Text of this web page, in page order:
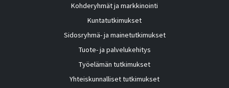
Kohderyhmät ja markkinointi
Kuntatutkimukset
Sidosryhmä- ja mainetutkimukset
Tuote- ja palvelukehitys
Työelämän tutkimukset
Yhteiskunnalliset tutkimukset